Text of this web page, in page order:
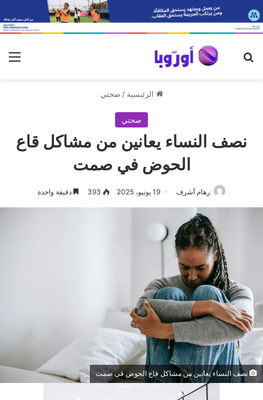
بحث عن
الرئيسية / صحتي
صحتي
نصف النساء يعانين من مشاكل قاع
الحوض في صمت
رهام أشرف 19 يونيو، 2025 393 دقيقة واحدة
نصف النساء يعانين من مشاكل قاع الحوض في صمت